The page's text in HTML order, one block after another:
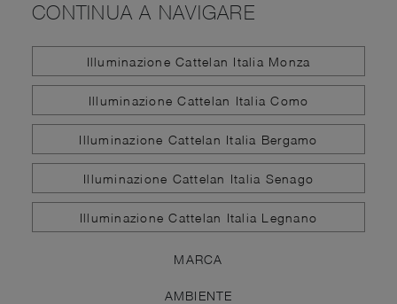
CONTINUA A NAVIGARE
Illuminazione Cattelan Italia Monza
Illuminazione Cattelan Italia Como
Illuminazione Cattelan Italia Bergamo
Illuminazione Cattelan Italia Senago
Illuminazione Cattelan Italia Legnano
MARCA
AMBIENTE